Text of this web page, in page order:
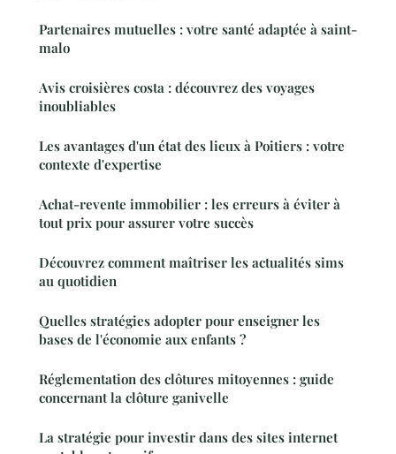
Partenaires mutuelles : votre santé adaptée à saint-
malo
Avis croisières costa : découvrez des voyages
inoubliables
Les avantages d'un état des lieux à Poitiers : votre
contexte d'expertise
Achat-revente immobilier : les erreurs à éviter à
tout prix pour assurer votre succès
Découvrez comment maîtriser les actualités sims
au quotidien
Quelles stratégies adopter pour enseigner les
bases de l'économie aux enfants ?
Réglementation des clôtures mitoyennes : guide
concernant la clôture ganivelle
La stratégie pour investir dans des sites internet